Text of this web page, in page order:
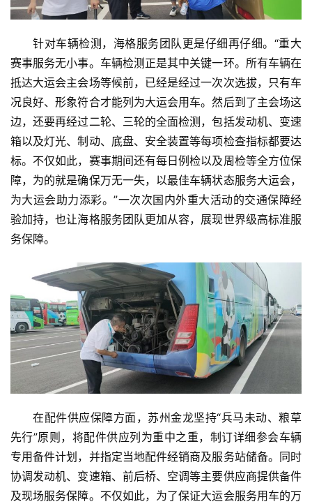
针对车辆检测，海格服务团队更是仔细再仔细。“重大
赛事服务无小事。车辆检测正是其中关键一环。所有车辆在
抵达大运会主会场等候前，已经是经过一次次选拔，只有车
况良好、形象符合才能列为大运会用车。然后到了主会场这
边，还要再经过二轮、三轮的全面检测，包括发动机、变速
箱以及灯光、制动、底盘、安全装置等每项检查指标都要达
标。不仅如此，赛事期间还有每日例检以及周检等全方位保
障，为的就是确保万无一失，以最佳车辆状态服务大运会，
为大运会助力添彩。”一次次国内外重大活动的交通保障经
验加持，也让海格服务团队更加从容，展现世界级高标准服
务保障。
在配件供应保障方面，苏州金龙坚持“兵马未动、粮草
先行”原则，将配件供应列为重中之重，制订详细参会车辆
专用备件计划，并指定当地配件经销商及服务站储备。同时
协调发动机、变速箱、前后桥、空调等主要供应商提供备件
及现场服务保障。不仅如此，为了保证大运会服务用车的万